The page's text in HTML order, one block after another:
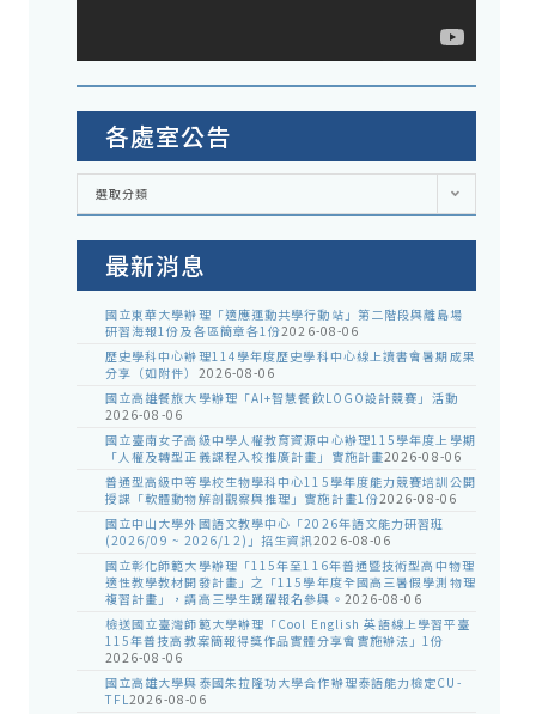
各處室公告
各
室
選取分類
最新消息
國立東華大學辦理「適應運動共學行動站」第二階段與離島場
研習海報1份及各區簡章各1份2026-08-06
歷史學科中心辦理114學年度歷史學科中心線上讀書會暑期成果
分享（如附件） 2026-08-06
國立高雄餐旅大學辦理「AI+智慧餐飲LOGO設計競賽」活動
2026-08-06
國立臺南女子高級中學人權教育資源中心辦理115學年度上學期
「人權及轉型正義課程入校推廣計畫」實施計畫2026-08-06
普通型高級中等學校生物學科中心115學年度能力競賽培訓公開
授課「軟體動物解剖觀察與推理」實施計畫1份2026-08-06
國立中山大學外國語文教學中心「2026年語文能力研習班
(2026/09 ~ 2026/12)」招生資訊2026-08-06
國立彰化師範大學辦理「115年至116年普通暨技術型高中物理
適性教學教材開發計畫」之「115學年度全國高三暑假學測物理
複習計畫」，請高三學生踴躍報名參與。 2026-08-06
檢送國立臺灣師範大學辦理「Cool English 英語線上學習平臺
115年普技高教案簡報得獎作品實體分享會實施辦法」1份
2026-08-06
國立高雄大學與泰國朱拉隆功大學合作辦理泰語能力檢定CU-
TFL2026-08-06